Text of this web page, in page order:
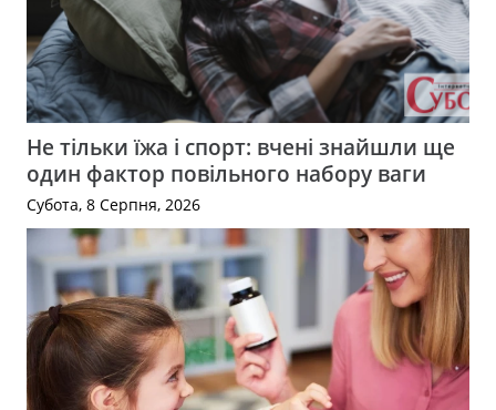
Не тільки їжа і спорт: вчені знайшли ще
один фактор повільного набору ваги
Субота, 8 Серпня, 2026